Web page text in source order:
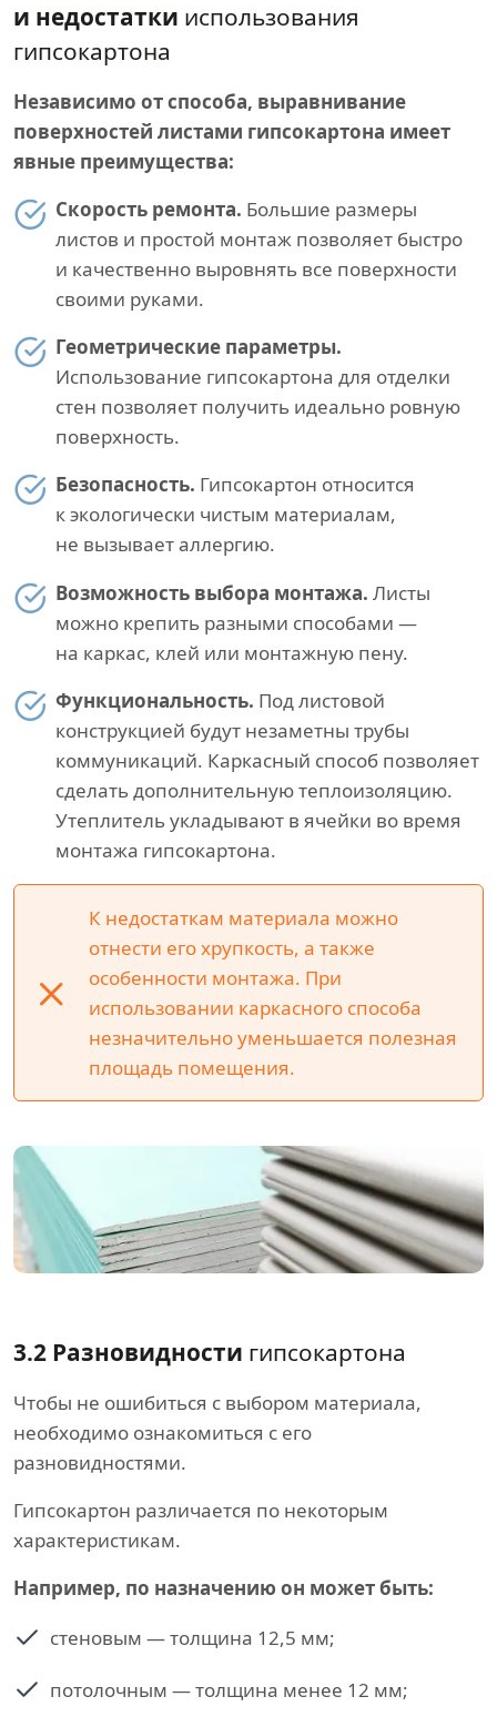
и недостатки использования
гипсокартона
Независимо от способа, выравнивание
поверхностей листами гипсокартона имеет
явные преимущества:
Скорость ремонта. Большие размеры
листов и простой монтаж позволяет быстро
и качественно выровнять все поверхности
своими руками.
Геометрические параметры.
Использование гипсокартона для отделки
стен позволяет получить идеально ровную
поверхность.
Безопасность. Гипсокартон относится
к экологически чистым материалам,
не вызывает аллергию.
Возможность выбора монтажа. Листы
можно крепить разными способами —
на каркас, клей или монтажную пену.
Функциональность. Под листовой
конструкцией будут незаметны трубы
коммуникаций. Каркасный способ позволяет
сделать дополнительную теплоизоляцию.
Утеплитель укладывают в ячейки во время
монтажа гипсокартона.
К недостаткам материала можно
отнести его хрупкость, а также
особенности монтажа. При
использовании каркасного способа
незначительно уменьшается полезная
площадь помещения.
3.2 Разновидности гипсокартона
Чтобы не ошибиться с выбором материала,
необходимо ознакомиться с его
разновидностями.
Гипсокартон различается по некоторым
характеристикам.
Например, по назначению он может быть:
стеновым — толщина 12,5 мм;
потолочным — толщина менее 12 мм;